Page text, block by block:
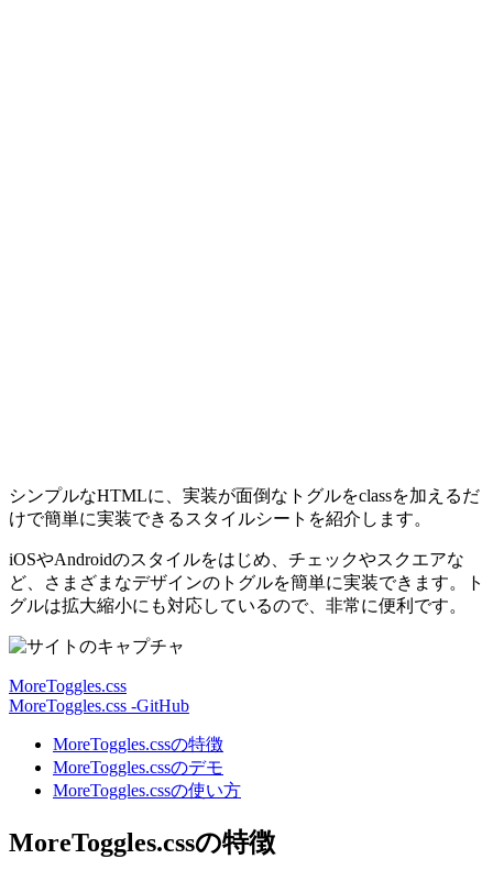
シンプルなHTMLに、実装が面倒なトグルをclassを加えるだ
けで簡単に実装できるスタイルシートを紹介します。
iOSやAndroidのスタイルをはじめ、チェックやスクエアな
ど、さまざまなデザインのトグルを簡単に実装できます。ト
グルは拡大縮小にも対応しているので、非常に便利です。
MoreToggles.css
MoreToggles.css -GitHub
MoreToggles.cssの特徴
MoreToggles.cssのデモ
MoreToggles.cssの使い方
MoreToggles.cssの特徴